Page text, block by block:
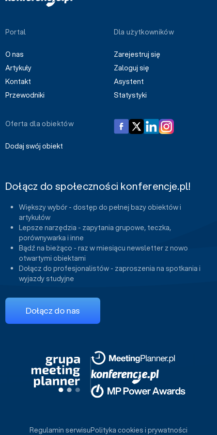
Portal
O nas
Artykuły
Kontakt
Przewodniki
Dla użytkowników
Zarejestruj się
Zaloguj się
Asystent
Statystyki
Oferta dla obiektów
Dodaj swój obiekt
Dołącz do społeczności konferencje.pl!
Większy wybór - dostęp do pełnej bazy obiektów i
artykułów
Lepsze narzędzia - zapytania grupowe, teczka,
porównywarka i inne
Bądź na bieżąco - raz w miesiącu newsletter z nowo
otwartymi obiektami
Dołącz do profesjonalistów - zaproszenia na spotkania i
wyjazdy studyjne
Dołącz do nas
Regulamin serwisuPolityka cookies i prywatności